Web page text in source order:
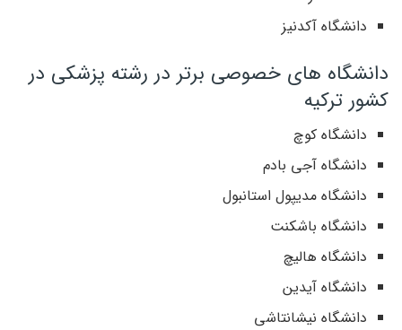
دانشگاه آکدنیز
دانشگاه های خصوصی برتر در رشته پزشکی در
کشور ترکیه
دانشگاه کوچ
دانشگاه آجی بادم
دانشگاه مدیپول استانبول
دانشگاه باشکنت
دانشگاه هالیچ
دانشگاه آیدین
دانشگاه نیشانتاشی